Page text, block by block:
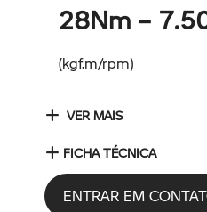
28Nm –
(kgf.m/rpm)
VER MAIS
FICHA TÉCNICA
ENTRAR EM